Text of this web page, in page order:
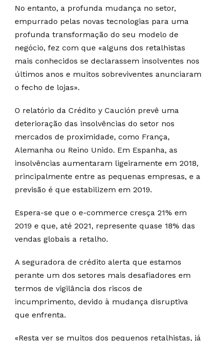
No entanto, a profunda mudança no setor,
empurrado pelas novas tecnologias para uma
profunda transformação do seu modelo de
negócio, fez com que «alguns dos retalhistas
mais conhecidos se declarassem insolventes nos
últimos anos e muitos sobreviventes anunciaram
o fecho de lojas».
O relatório da Crédito y Caución prevê uma
deterioração das insolvências do setor nos
mercados de proximidade, como França,
Alemanha ou Reino Unido. Em Espanha, as
insolvências aumentaram ligeiramente em 2018,
principalmente entre as pequenas empresas, e a
previsão é que estabilizem em 2019.
Espera-se que o e-commerce cresça 21% em
2019 e que, até 2021, represente quase 18% das
vendas globais a retalho.
A seguradora de crédito alerta que estamos
perante um dos setores mais desafiadores em
termos de vigilância dos riscos de
incumprimento, devido à mudança disruptiva
que enfrenta.
«Resta ver se muitos dos pequenos retalhistas, já